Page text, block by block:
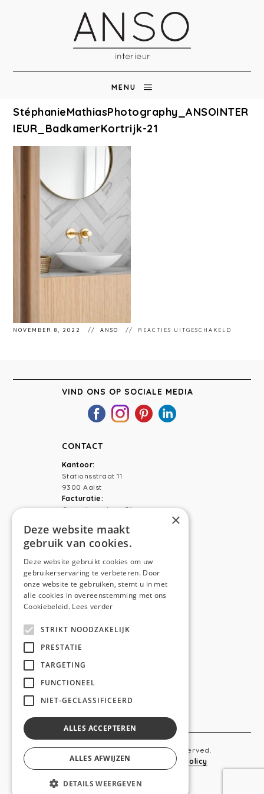
MENU
StéphanieMathiasPhotography_ANSOINTER
IEUR_BadkamerKortrijk-21
NOVEMBER 8, 2022 ANSO REACTIES UITGESCHAKELD
VIND ONS OP SOCIALE MEDIA
CONTACT
Kantoor:
Stationsstraat 11
9300 Aalst
Facturatie:
Capucienenlaan 31
Telefoon:0473 44 56 94
NAVIGATION
Home
Diensten
Realisaties
Copyright © 2019 Anso. All rights reserved.
Sitemap-Privacy Policy Cookie Policy
webdesigned by
×
Deze website maakt
gebruik van cookies.
Deze website gebruikt cookies om uw
gebruikerservaring te verbeteren. Door
onze website te gebruiken, stemt u in met
alle cookies in overeenstemming met ons
Cookiebeleid. Lees verder
STRIKT NOODZAKELIJK
PRESTATIE
TARGETING
FUNCTIONEEL
NIET-GECLASSIFICEERD
ALLES ACCEPTEREN
ALLES AFWIJZEN
DETAILS WEERGEVEN